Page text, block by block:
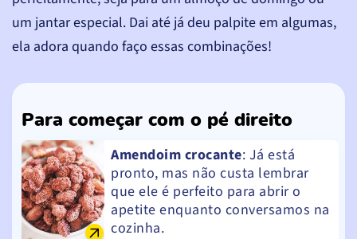
um jantar especial. Dai até já deu palpite em algumas,
ela adora quando faço essas combinações!
Para começar com o pé direito
Amendoim crocante: Já está
pronto, mas não custa lembrar
que ele é perfeito para abrir o
apetite enquanto conversamos na
cozinha.